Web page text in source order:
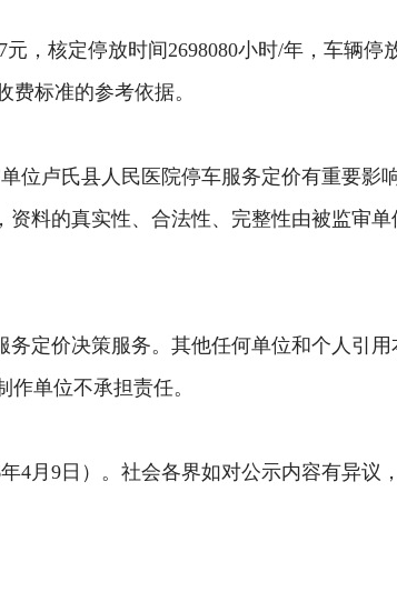
元，核定停放时间2698080小时/年，车辆停
标准的参考依据。
位卢氏县人民医院停车服务定价有重要影
料的真实性、合法性、完整性由被监审单
定价决策服务。其他任何单位和个人引用
作单位不承担责任。
年4月 9 日）。社会各界如对公示内容有异议